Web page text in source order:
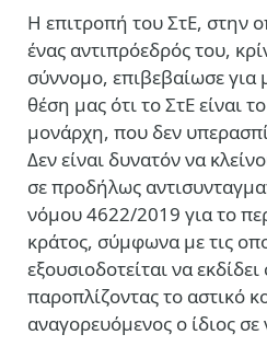
Η επιτροπή του ΣτΕ, στην
ένας αντιπρόεδρός του,
σύννομο, επιβεβαίωσε
θέση μας ότι το ΣτΕ είναι
μονάρχη, που δεν
Δεν είναι δυνατόν να
σε προδήλως
νόμου 4622/2019 για το
κράτος, σύμφωνα με τις
εξουσιοδοτείται να
παροπλίζοντας το αστικό
αναγορευόμενος ο ίδιος